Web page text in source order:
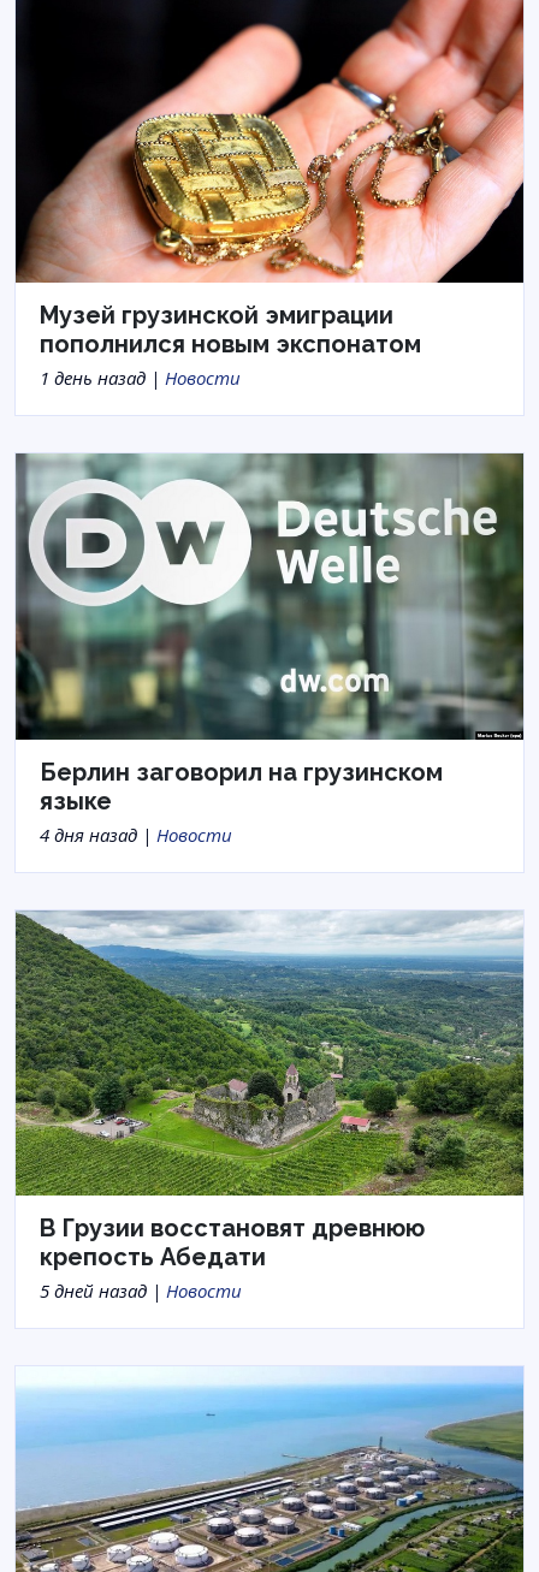
Музей грузинской эмиграции
пополнился новым экспонатом
1 день назад | Новости
Берлин заговорил на грузинском
языке
4 дня назад | Новости
В Грузии восстановят древнюю
крепость Абедати
5 дней назад | Новости